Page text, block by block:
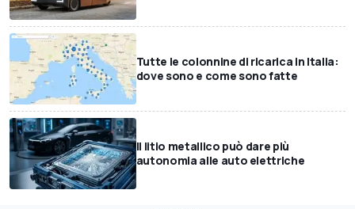
Tutte le colonnine di ricarica in Italia:
dove sono e come sono fatte
Il litio metallico può dare più
autonomia alle auto elettriche